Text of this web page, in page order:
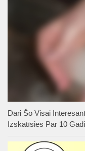
Dari Šo Visai
Izskatīsies Par 10